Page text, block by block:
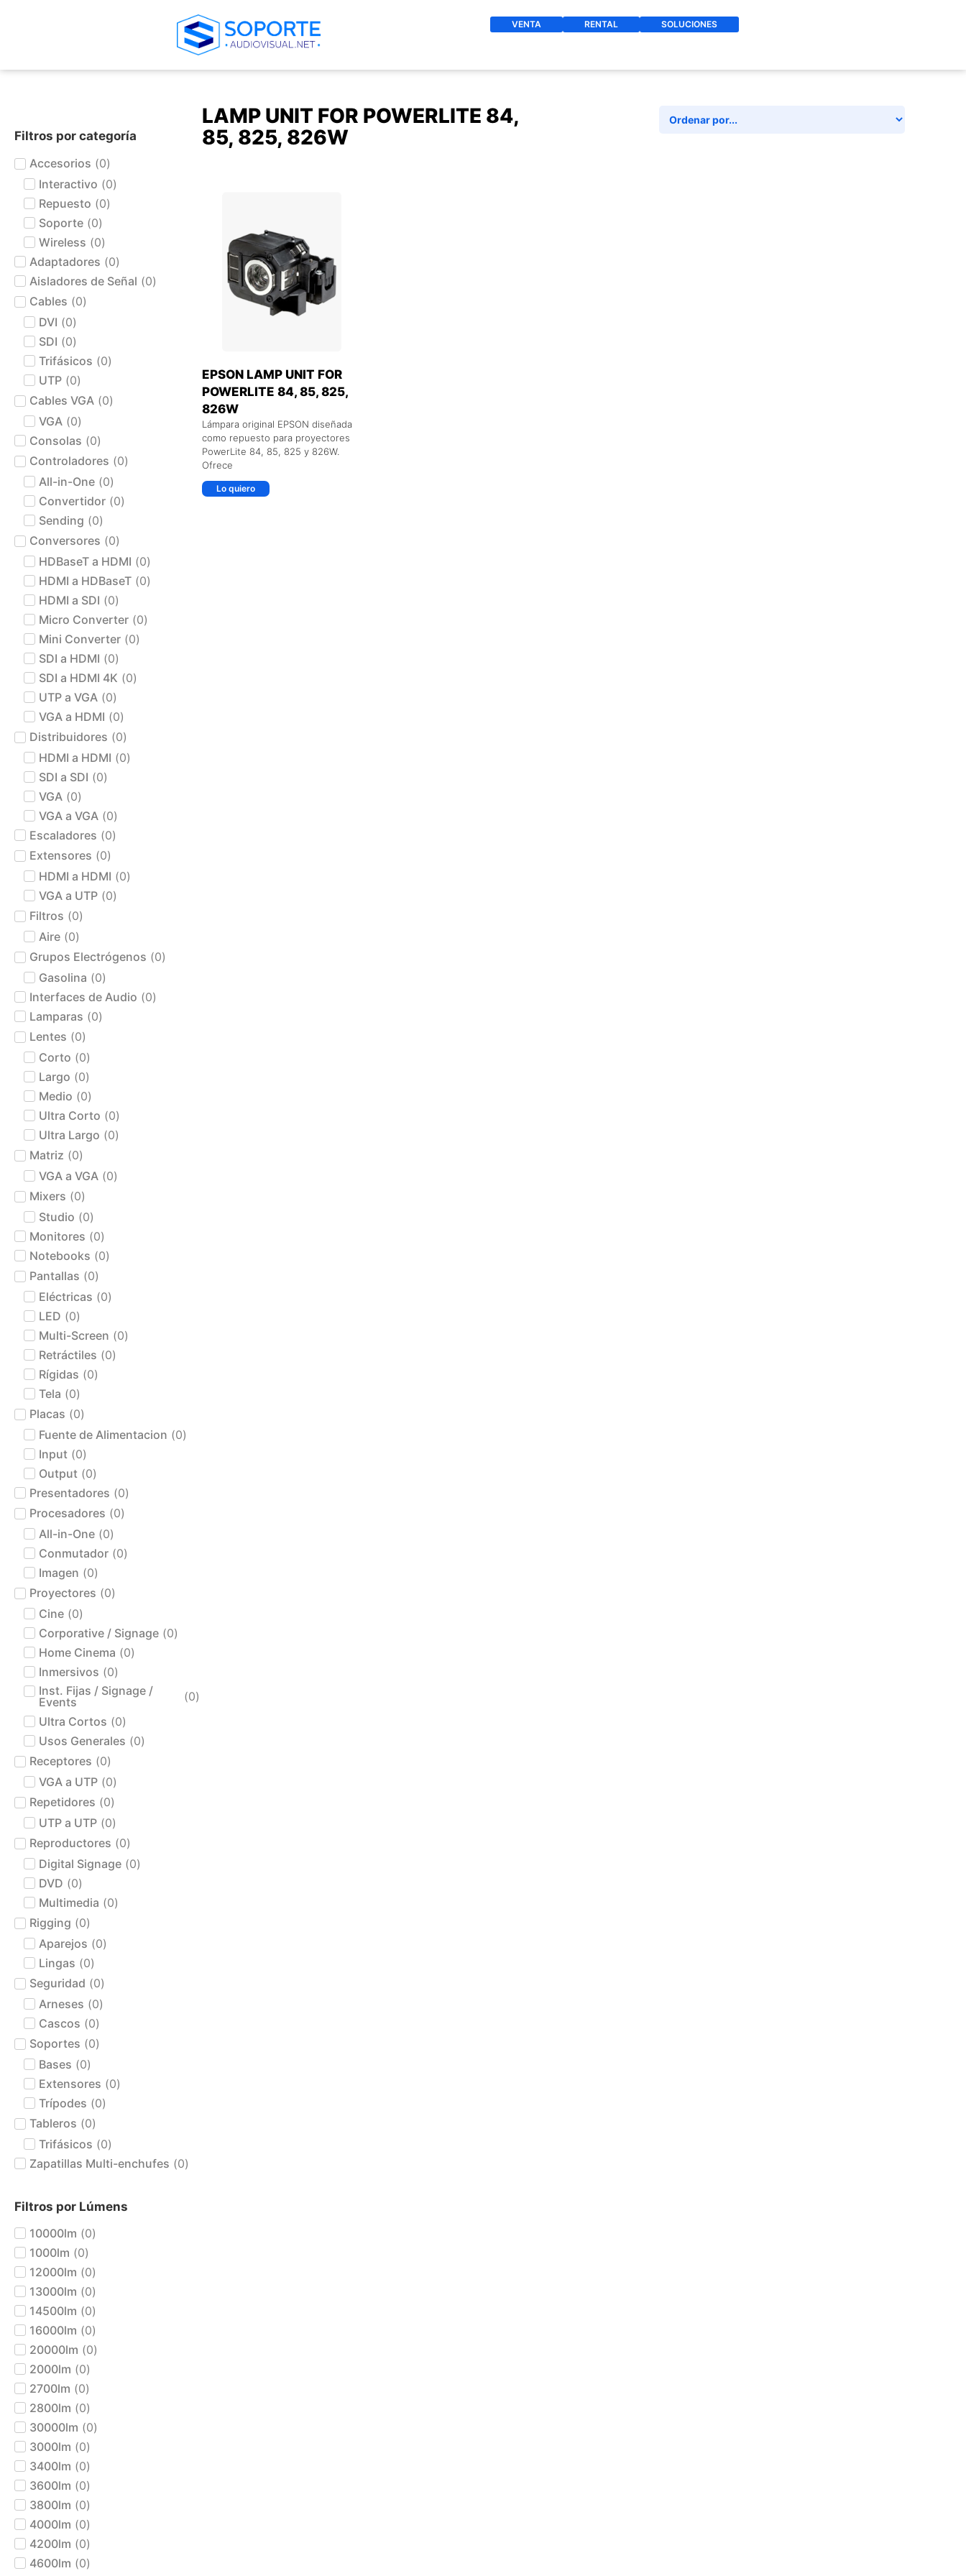
VENTA RENTAL SOLUCIONES
Filtros por categoría
Accesorios (0)
Interactivo (0)
Repuesto (0)
Soporte (0)
Wireless (0)
Adaptadores (0)
Aisladores de Señal (0)
Cables (0)
DVI (0)
SDI (0)
Trifásicos (0)
UTP (0)
Cables VGA (0)
VGA (0)
Consolas (0)
Controladores (0)
All-in-One (0)
Convertidor (0)
Sending (0)
Conversores (0)
HDBaseT a HDMI (0)
HDMI a HDBaseT (0)
HDMI a SDI (0)
Micro Converter (0)
Mini Converter (0)
SDI a HDMI (0)
SDI a HDMI 4K (0)
UTP a VGA (0)
VGA a HDMI (0)
Distribuidores (0)
HDMI a HDMI (0)
SDI a SDI (0)
VGA (0)
VGA a VGA (0)
Escaladores (0)
Extensores (0)
HDMI a HDMI (0)
VGA a UTP (0)
Filtros (0)
Aire (0)
Grupos Electrógenos (0)
Gasolina (0)
Interfaces de Audio (0)
Lamparas (0)
Lentes (0)
Corto (0)
Largo (0)
Medio (0)
Ultra Corto (0)
Ultra Largo (0)
Matriz (0)
VGA a VGA (0)
Mixers (0)
Studio (0)
Monitores (0)
Notebooks (0)
Pantallas (0)
Eléctricas (0)
LED (0)
Multi-Screen (0)
Retráctiles (0)
Rígidas (0)
Tela (0)
Placas (0)
Fuente de Alimentacion (0)
Input (0)
Output (0)
Presentadores (0)
Procesadores (0)
All-in-One (0)
Conmutador (0)
Imagen (0)
Proyectores (0)
Cine (0)
Corporative / Signage (0)
Home Cinema (0)
Inmersivos (0)
Inst. Fijas / Signage /
Events
(0)
Ultra Cortos (0)
Usos Generales (0)
Receptores (0)
VGA a UTP (0)
Repetidores (0)
UTP a UTP (0)
Reproductores (0)
Digital Signage (0)
DVD (0)
Multimedia (0)
Rigging (0)
Aparejos (0)
Lingas (0)
Seguridad (0)
Arneses (0)
Cascos (0)
Soportes (0)
Bases (0)
Extensores (0)
Trípodes (0)
Tableros (0)
Trifásicos (0)
Zapatillas Multi-enchufes (0)
Filtros por Lúmens
10000lm (0)
1000lm (0)
12000lm (0)
13000lm (0)
14500lm (0)
16000lm (0)
20000lm (0)
2000lm (0)
2700lm (0)
2800lm (0)
30000lm (0)
3000lm (0)
3400lm (0)
3600lm (0)
3800lm (0)
4000lm (0)
4200lm (0)
4600lm (0)
LAMP UNIT FOR POWERLITE 84,
85, 825, 826W
EPSON LAMP UNIT FOR
POWERLITE 84, 85, 825,
826W
Lámpara original EPSON diseñada
como repuesto para proyectores
PowerLite 84, 85, 825 y 826W.
Ofrece
Lo quiero